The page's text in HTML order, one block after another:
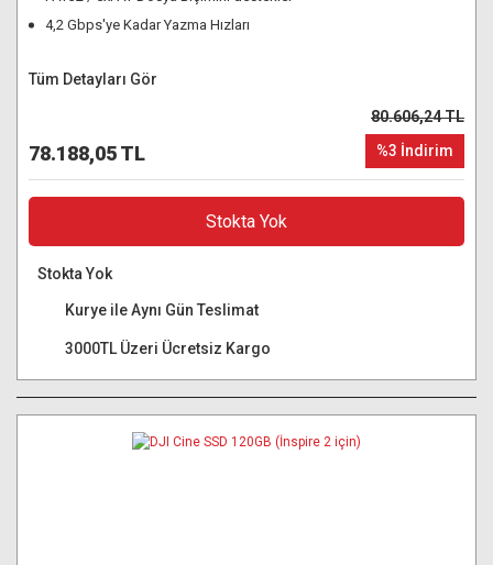
4,2 Gbps'ye Kadar Yazma Hızları
Tüm Detayları Gör
78.188,05 TL
80.606,24 TL
%3 İndirim
Stokta Yok
Stokta Yok
Kurye ile Aynı Gün Teslimat
3000TL Üzeri Ücretsiz Kargo